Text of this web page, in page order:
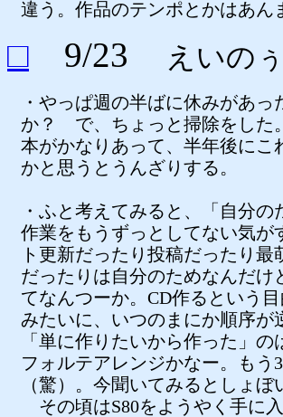
違う。作品のテンポとかはあん
□ 9/23 えいの
・やっぱ週の半ばに休みがあ
か？ で、ちょっと掃除をした
本がかなりあって、半年後にこ
かと思うとうんざりする。
・ふと考えてみると、「自分
作業をもうずっとしてない気が
ト更新だったり投稿だったり
だったりは自分のためなんだけ
てなんつーか。CD作るという
みたいに、いつのまにか順序が
「単に作りたいから作った」
フォルテアレンジかなー。もう
（驚）。今聞いてみるとしょ
その頃はS80をようやく手に